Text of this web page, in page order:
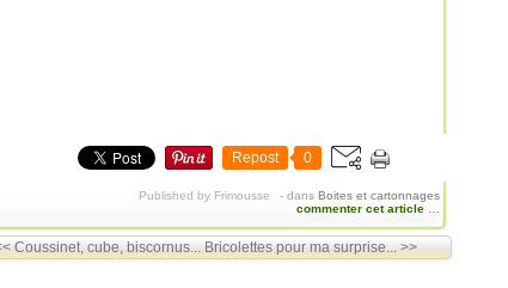
Repost 0
Published by Frimousse - dans Boites et cartonnages
commenter cet article
Coussinet, cube, biscornus... Bricolettes pour ma surprise... >>